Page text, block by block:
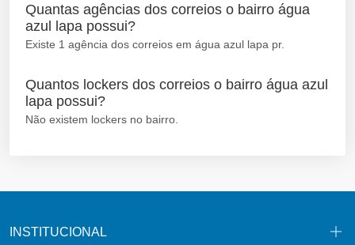
Quantas agências dos correios o bairro água
azul lapa possui?
Existe 1 agência dos correios em água azul lapa pr.
Quantos lockers dos correios o bairro água azul
lapa possui?
Não existem lockers no bairro.
INSTITUCIONAL